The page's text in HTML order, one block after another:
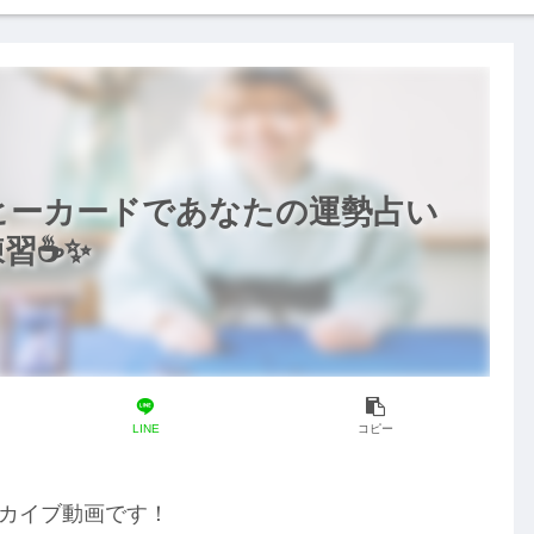
カードであなたの運勢占い
☕✨️
LINE コピー
イブ動画です！